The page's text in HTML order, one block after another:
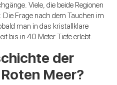
Viele, die beide Regionen
Frage nach dem Tauchen im
man in das kristallklare
bis in 40 Meter Tiefe erlebt.
der
Meer?